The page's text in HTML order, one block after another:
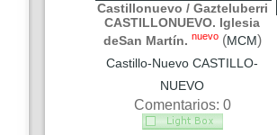
Castillonuevo / Gazteluberri
CASTILLONUEVO. Iglesia
deSan Martín. nuevo(MCM)
Castillo-Nuevo CASTILLO-
NUEVO
Comentarios: 0